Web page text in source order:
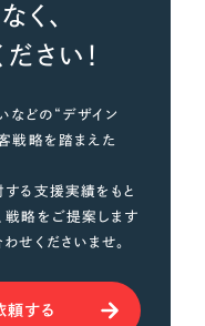
く、
さい！
などの“デザイン
戦略を踏まえた
る支援実績をもと
戦略をご提案します
せくださいませ。
頼する